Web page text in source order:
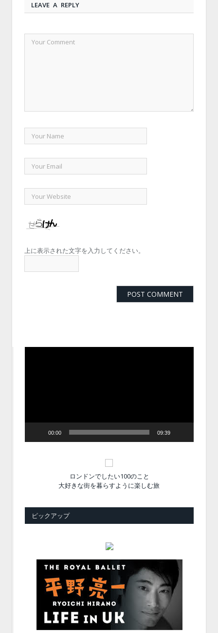
LEAVE A REPLY
上に表示された文字を入力してください。
00:00 09:39
ロンドンでしたい100のこと
大好きな街を暮らすように楽しむ旅
ピックアップ